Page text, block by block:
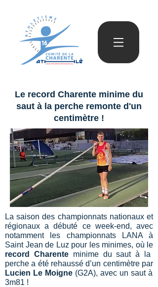
Le record Charente minime du
saut à la perche remonte d'un
centimètre !
La saison des championnats nationaux et
régionaux a débuté ce week-end, avec
notamment les championnats LANA à
Saint Jean de Luz pour les minimes, où le
record Charenteminime du saut à la
perche a été rehaussé d’un centimètre par
Lucien Le Moigne (G2A), avec un saut à
3m81 !